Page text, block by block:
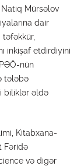
Mürsəlov
dair
inkişaf etdirdiyini
nün
tələbə
biliklər əldə
Kitabxana-
Fəridə
və digər